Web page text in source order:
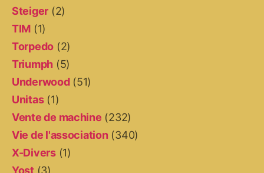
Steiger (2)
TIM (1)
Torpedo (2)
Triumph (5)
Underwood(51)
Unitas(1)
Vente de machine (232)
Vie de l'association (340)
X-Divers(1)
Yost(3)